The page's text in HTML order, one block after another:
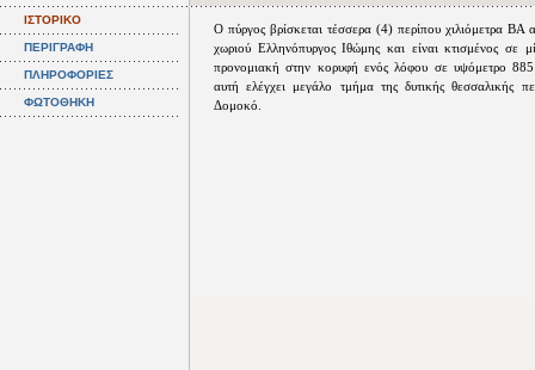
ΙΣΤΟΡΙΚΟ
ΠΕΡΙΓΡΑΦΗ
ΠΛΗΡΟΦΟΡΙΕΣ
ΦΩΤΟΘΗΚΗ
Ο πύργος βρίσκεται τέσσερα (4) περίπου χιλιόμετρα ΒΑ
χωριού Ελληνόπυργος Ιθώμης και είναι κτισμένος σε
προνομιακή στην κορυφή ενός λόφου σε υψόμετρο
αυτή ελέγχει μεγάλο τμήμα της δυτικής θεσσαλικής
Δομοκό.